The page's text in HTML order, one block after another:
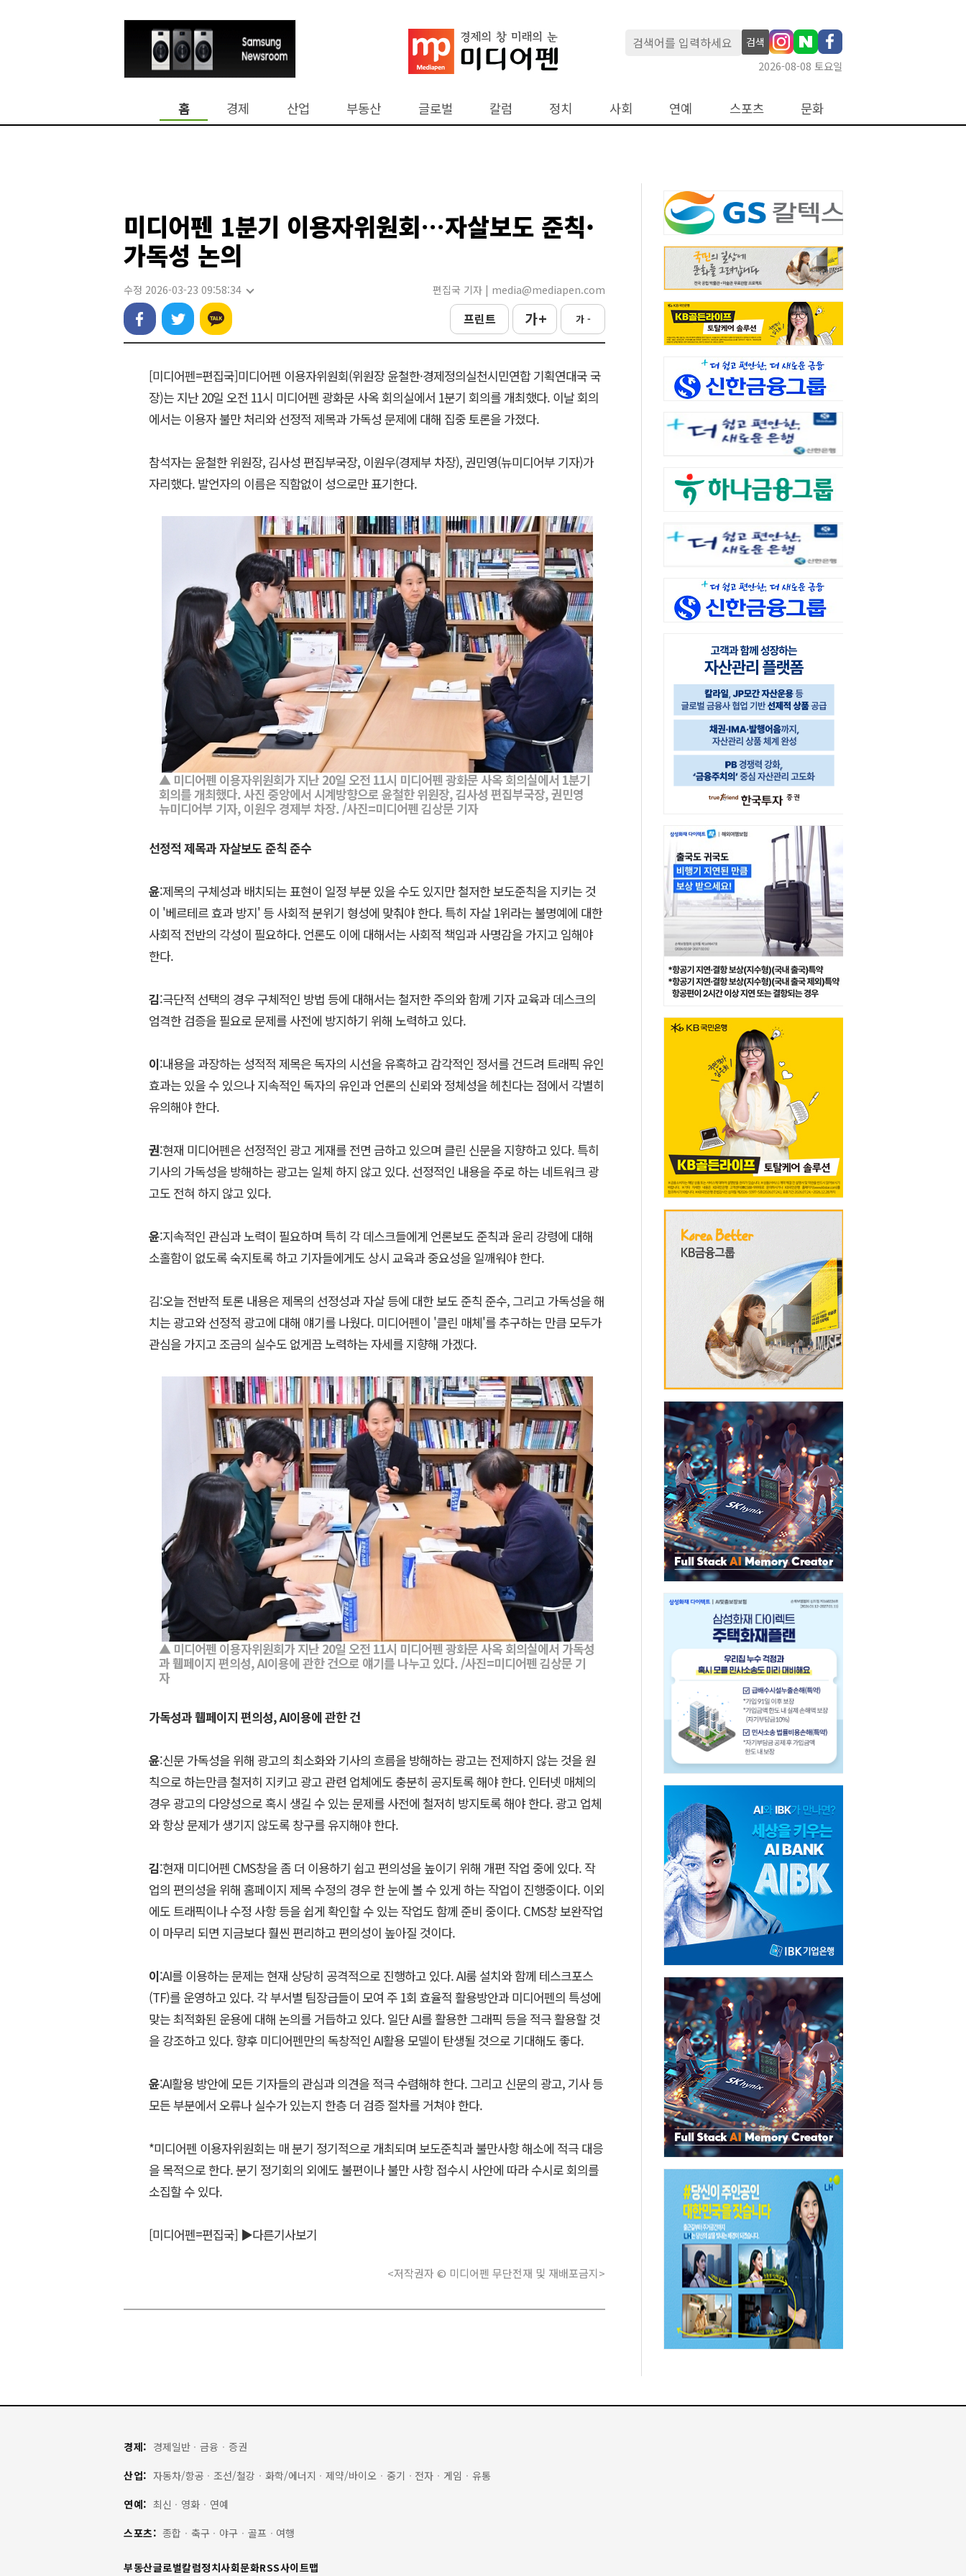
검색
2026-08-08 토요일
홈 경제 산업 부동산 글로벌 칼럼 정치 사회 연예 스포츠 문화
미디어펜 1분기 이용자위원회…자살보도 준칙·
가독성 논의
수정 2026-03-23 09:58:34 편집국 기자 | media@mediapen.com
프린트 가 + 가 -
[미디어펜=편집국]미디어펜 이용자위원회(위원장 윤철한·경제정의실천시민연합 기획연대국 국
장)는 지난 20일 오전 11시 미디어펜 광화문 사옥 회의실에서 1분기 회의를 개최했다. 이날 회의
에서는 이용자 불만 처리와 선정적 제목과 가독성 문제에 대해 집중 토론을 가졌다.
참석자는 윤철한 위원장, 김사성 편집부국장, 이원우(경제부 차장), 권민영(뉴미디어부 기자)가
자리했다. 발언자의 이름은 직함없이 성으로만 표기한다.
▲ 미디어펜 이용자위원회가 지난 20일 오전 11시 미디어펜 광화문 사옥 회의실에서 1분기
회의를 개최했다. 사진 중앙에서 시계방향으로 윤철한 위원장, 김사성 편집부국장, 권민영
뉴미디어부 기자, 이원우 경제부 차장. /사진=미디어펜 김상문 기자
선정적 제목과 자살보도 준칙 준수
윤:제목의 구체성과 배치되는 표현이 일정 부분 있을 수도 있지만 철저한 보도준칙을 지키는 것
이 '베르테르 효과 방지' 등 사회적 분위기 형성에 맞춰야 한다. 특히 자살 1위라는 불명예에 대한
사회적 전반의 각성이 필요하다. 언론도 이에 대해서는 사회적 책임과 사명감을 가지고 임해야
한다.
김:극단적 선택의 경우 구체적인 방법 등에 대해서는 철저한 주의와 함께 기자 교육과 데스크의
엄격한 검증을 필요로 문제를 사전에 방지하기 위해 노력하고 있다.
이:내용을 과장하는 성적적 제목은 독자의 시선을 유혹하고 감각적인 정서를 건드려 트래픽 유인
효과는 있을 수 있으나 지속적인 독자의 유인과 언론의 신뢰와 정체성을 헤친다는 점에서 각별히
유의해야 한다.
권:현재 미디어펜은 선정적인 광고 게재를 전면 금하고 있으며 클린 신문을 지향하고 있다. 특히
기사의 가독성을 방해하는 광고는 일체 하지 않고 있다. 선정적인 내용을 주로 하는 네트워크 광
고도 전혀 하지 않고 있다.
윤:지속적인 관심과 노력이 필요하며 특히 각 데스크들에게 언론보도 준칙과 윤리 강령에 대해
소홀함이 없도록 숙지토록 하고 기자들에게도 상시 교육과 중요성을 일깨워야 한다.
김:오늘 전반적 토론 내용은 제목의 선정성과 자살 등에 대한 보도 준칙 준수, 그리고 가독성을 해
치는 광고와 선정적 광고에 대해 얘기를 나웠다. 미디어펜이 '클린 매체'를 추구하는 만큼 모두가
관심을 가지고 조금의 실수도 없게끔 노력하는 자세를 지향해 가겠다.
▲ 미디어펜 이용자위원회가 지난 20일 오전 11시 미디어펜 광화문 사옥 회의실에서 가독성
과 휍페이지 편의성, AI이용에 관한 건으로 얘기를 나누고 있다. /사진=미디어펜 김상문 기
자
가독성과 휍페이지 편의성, AI이용에 관한 건
윤:신문 가독성을 위해 광고의 최소화와 기사의 흐름을 방해하는 광고는 전제하지 않는 것을 원
칙으로 하는만큼 철저히 지키고 광고 관련 업체에도 충분히 공지토록 해야 한다. 인터넷 매체의
경우 광고의 다양성으로 혹시 생길 수 있는 문제를 사전에 철저히 방지토록 해야 한다. 광고 업체
와 항상 문제가 생기지 않도록 창구를 유지해야 한다.
김:현재 미디어펜 CMS창을 좀 더 이용하기 쉽고 편의성을 높이기 위해 개편 작업 중에 있다. 작
업의 편의성을 위해 홈페이지 제목 수정의 경우 한 눈에 볼 수 있게 하는 작업이 진행중이다. 이외
에도 트래픽이나 수정 사항 등을 쉽게 확인할 수 있는 작업도 함께 준비 중이다. CMS창 보완작업
이 마무리 되면 지금보다 훨씬 편리하고 편의성이 높아질 것이다.
이:AI를 이용하는 문제는 현재 상당히 공격적으로 진행하고 있다. AI룸 설치와 함께 테스크포스
(TF)를 운영하고 있다. 각 부서별 팀장급들이 모여 주 1회 효율적 활용방안과 미디어펜의 특성에
맞는 최적화된 운용에 대해 논의를 거듭하고 있다. 일단 AI를 활용한 그래픽 등을 적극 활용할 것
을 강조하고 있다. 향후 미디어펜만의 독창적인 AI활용 모델이 탄생될 것으로 기대해도 좋다.
윤:AI활용 방안에 모든 기자들의 관심과 의견을 적극 수렴해햐 한다. 그리고 신문의 광고, 기사 등
모든 부분에서 오류나 실수가 있는지 한층 더 검증 절차를 거쳐야 한다.
*미디어펜 이용자위원회는 매 분기 정기적으로 개최되며 보도준칙과 불만사항 해소에 적극 대응
을 목적으로 한다. 분기 정기회의 외에도 불편이나 불만 사항 접수시 사안에 따라 수시로 회의를
소집할 수 있다.
[미디어펜=편집국] ▶다른기사보기
<저작권자 © 미디어펜 무단전재 및 재배포금지>
경제: 경제일반 · 금융 · 증권
산업: 자동차/항공 · 조선/철강 · 화학/에너지 · 제약/바이오 · 중기 · 전자 · 게임 · 유통
연예: 최신 · 영화 · 연예
스포츠: 종합 · 축구 · 야구 · 골프 · 여행
부동산글로벌칼럼정치사회문화RSS사이트맵